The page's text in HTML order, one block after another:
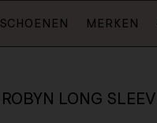
SCHOENEN MERKEN
ROBYN LONG